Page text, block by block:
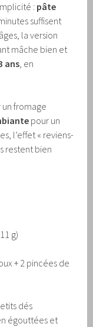
: pâte
suffisent
la version
mâche bien et
ans, en
un fromage
pour un
l’effet « reviens-
restent bien
g)
+ 2 pincées de
dés
égouttées et